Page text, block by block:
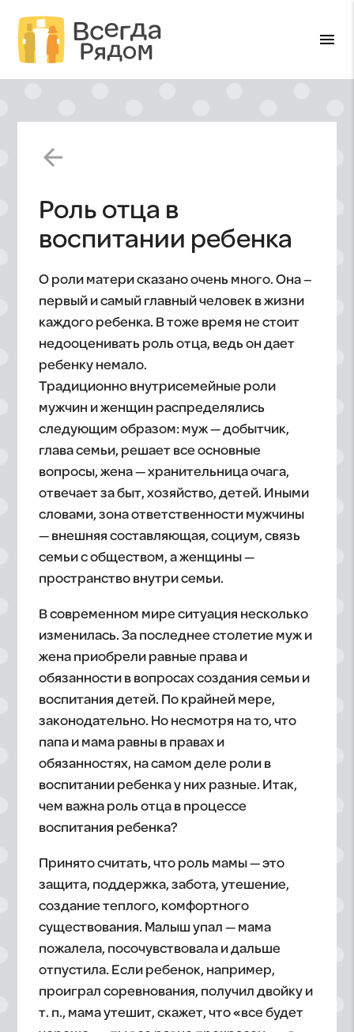
menu
arrow_back
Роль отца в
воспитании ребенка
О роли матери сказано очень много. Она –
первый и самый главный человек в жизни
каждого ребенка. В тоже время не стоит
недооценивать роль отца, ведь он дает
ребенку немало.
Традиционно внутрисемейные роли
мужчин и женщин распределялись
следующим образом: муж — добытчик,
глава семьи, решает все основные
вопросы, жена — хранительница очага,
отвечает за быт, хозяйство, детей. Иными
словами, зона ответственности мужчины
— внешняя составляющая, социум, связь
семьи с обществом, а женщины —
пространство внутри семьи.
В современном мире ситуация несколько
изменилась. За последнее столетие муж и
жена приобрели равные права и
обязанности в вопросах создания семьи и
воспитания детей. По крайней мере,
законодательно. Но несмотря на то, что
папа и мама равны в правах и
обязанностях, на самом деле роли в
воспитании ребенка у них разные. Итак,
чем важна роль отца в процессе
воспитания ребенка?
Принято считать, что роль мамы — это
защита, поддержка, забота, утешение,
создание теплого, комфортного
существования. Малыш упал — мама
пожалела, посочувствовала и дальше
отпустила. Если ребенок, например,
проиграл соревнования, получил двойку и
т. п., мама утешит, скажет, что «все будет